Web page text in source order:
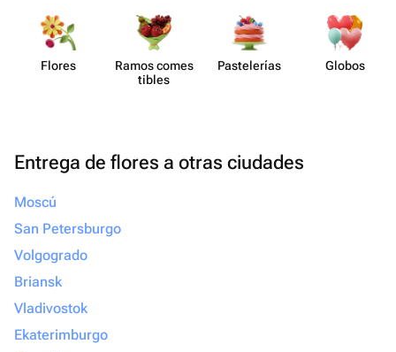
Flores
Ramos comes​
tibles
Paste​lerías Globos
Entrega de flores a otras ciudades
Moscú
San Petersburgo
Volgogrado
Briansk
Vladivostok
Ekaterimburgo